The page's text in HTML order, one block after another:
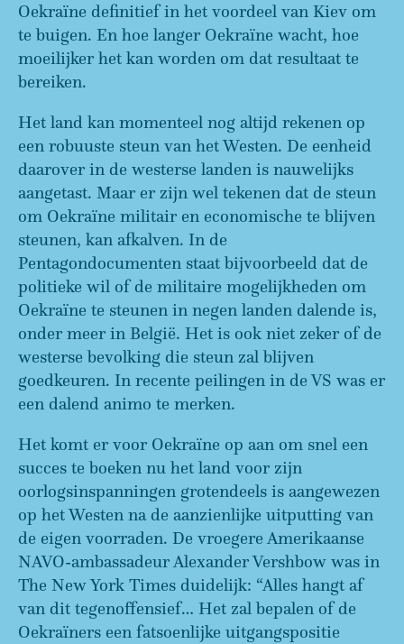
Oekraïne definitief in het voordeel van Kiev om
te buigen. En hoe langer Oekraïne wacht, hoe
moeilijker het kan worden om dat resultaat te
bereiken.
Het land kan momenteel nog altijd rekenen op
een robuuste steun van het Westen. De eenheid
daarover in de westerse landen is nauwelijks
aangetast. Maar er zijn wel tekenen dat de steun
om Oekraïne militair en economische te blijven
steunen, kan afkalven. In de
Pentagondocumenten staat bijvoorbeeld dat de
politieke wil of de militaire mogelijkheden om
Oekraïne te steunen in negen landen dalende is,
onder meer in België. Het is ook niet zeker of de
westerse bevolking die steun zal blijven
goedkeuren. In recente peilingen in de VS was er
een dalend animo te merken.
Het komt er voor Oekraïne op aan om snel een
succes te boeken nu het land voor zijn
oorlogsinspanningen grotendeels is aangewezen
op het Westen na de aanzienlijke uitputting van
de eigen voorraden. De vroegere Amerikaanse
NAVO-ambassadeur Alexander Vershbow was in
The New York Times duidelijk: “Alles hangt af
van dit tegenoffensief… Het zal bepalen of de
Oekraïners een fatsoenlijke uitgangspositie